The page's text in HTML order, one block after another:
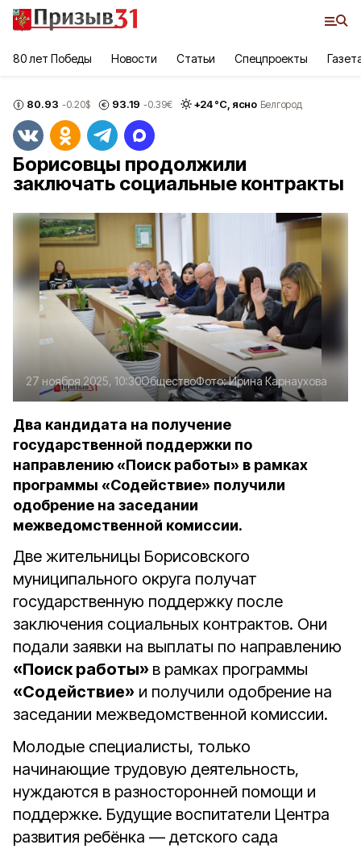
80 лет Победы Новости Статьи Спецпроекты
80.93 -0.20$ 93.19 -0.39€ +24°С, ясно Белгород
Борисовцы продолжили
заключать социальные контракты
27 ноября 2025, 10:30ОбществоФото:Ирина Карнаухова
Два кандидата на получение
государственной поддержки по
направлению «Поиск работы» в рамках
программы «Содействие» получили
одобрение на заседании
межведомственной комиссии.
Две жительницы Борисовского
муниципального округа получат
государственную поддержку после
заключения социальных контрактов. Они
подали заявки на выплаты по направлению
«Поиск работы» в рамках программы
«Содействие» и получили одобрение на
заседании межведомственной комиссии.
Молодые специалисты, только
начинающие трудовую деятельность,
нуждаются в разносторонней помощи и
поддержке. Будущие воспитатели Центра
развития ребёнка — детского сада